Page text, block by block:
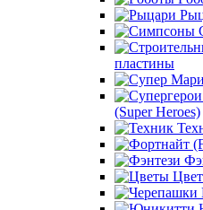
пластины
(Super Heroes)